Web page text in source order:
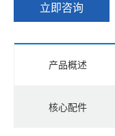
立即咨询
产品概述
核心配件